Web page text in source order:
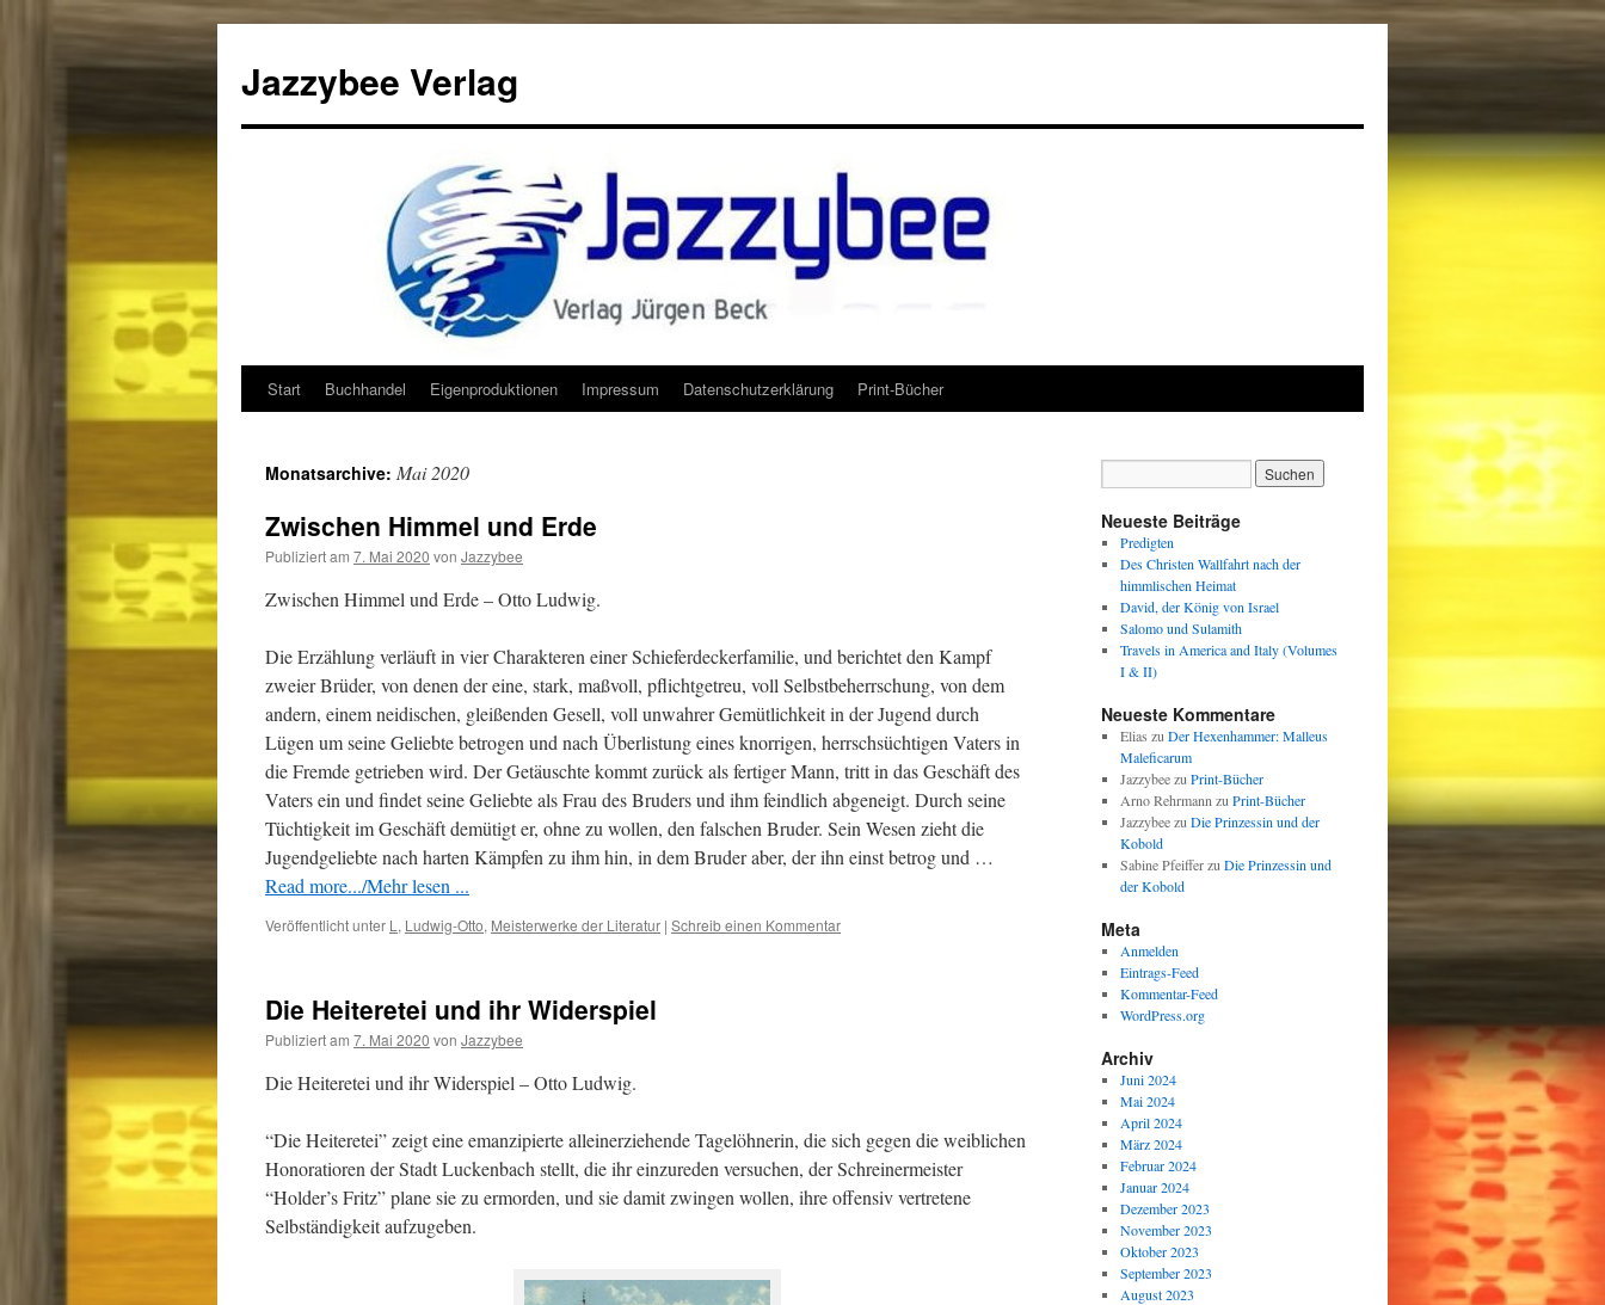
Jazzybee Verlag
Zum
springen
Start Buchhandel Eigenproduktionen Impressum Datenschutzerklärung Print-Bücher
Monatsarchive: Mai 2020
Zwischen Himmel und Erde
Publiziert am 7. Mai 2020 von Jazzybee
Zwischen Himmel und Erde – Otto Ludwig.
Die Erzählung verläuft in vier Charakteren einer Schieferdeckerfamilie, und berichtet den Kampf
zweier Brüder, von denen der eine, stark, maßvoll, pflichtgetreu, voll Selbstbeherrschung, von dem
andern, einem neidischen, gleißenden Gesell, voll unwahrer Gemütlichkeit in der Jugend durch
Lügen um seine Geliebte betrogen und nach Überlistung eines knorrigen, herrschsüchtigen Vaters in
die Fremde getrieben wird. Der Getäuschte kommt zurück als fertiger Mann, tritt in das Geschäft des
Vaters ein und findet seine Geliebte als Frau des Bruders und ihm feindlich abgeneigt. Durch seine
Tüchtigkeit im Geschäft demütigt er, ohne zu wollen, den falschen Bruder. Sein Wesen zieht die
Jugendgeliebte nach harten Kämpfen zu ihm hin, in dem Bruder aber, der ihn einst betrog und …
Read more.../Mehr lesen ...
Veröffentlicht unter L , Ludwig-Otto, Meisterwerke der Literatur | Schreib einen Kommentar
Die Heiteretei und ihr Widerspiel
Publiziert am 7. Mai 2020 von Jazzybee
Die Heiteretei und ihr Widerspiel – Otto Ludwig.
“Die Heiteretei” zeigt eine emanzipierte alleinerziehende Tagelöhnerin, die sich gegen die weiblichen
Honoratioren der Stadt Luckenbach stellt, die ihr einzureden versuchen, der Schreinermeister
“Holder’s Fritz” plane sie zu ermorden, und sie damit zwingen wollen, ihre offensiv vertretene
Selbständigkeit aufzugeben.
Neueste Beiträge
Predigten
Des Christen Wallfahrt nach der
himmlischen Heimat
David, der König von Israel
Salomo und Sulamith
Travels in America and Italy (Volumes
I & II)
Neueste Kommentare
Elias zu Der Hexenhammer: Malleus
Maleficarum
Jazzybeezu Print-Bücher
Arno Rehrmann zu Print-Bücher
Jazzybeezu Die Prinzessin und der
Kobold
Sabine Pfeifferzu Die Prinzessin und
der Kobold
Meta
Anmelden
Eintrags-Feed
Kommentar-Feed
WordPress.org
Archiv
Juni 2024
Mai 2024
April 2024
März 2024
Februar 2024
Januar 2024
Dezember 2023
November 2023
Oktober 2023
September 2023
August 2023